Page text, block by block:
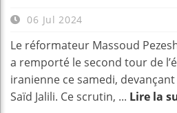
06 Jul 2024
Le réformateur Massoud
a remporté le second tour de
iranienne ce samedi,
Saïd Jalili. Ce scrutin, ... Lire la